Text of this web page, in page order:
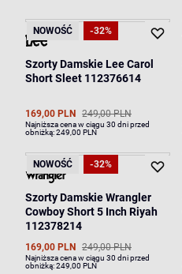
NOWOŚĆ -32%
Szorty Damskie Lee Carol
Short Sleet 112376614
169,00 PLN 249,00 PLN
Najniższa cena w ciągu 30 dni przed
obniżką:249,00 PLN
NOWOŚĆ -32%
Szorty Damskie Wrangler
Cowboy Short 5 Inch Riyah
112378214
169,00 PLN 249,00 PLN
Najniższa cena w ciągu 30 dni przed
obniżką:249,00 PLN